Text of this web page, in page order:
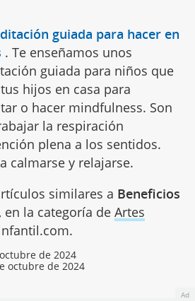
guiada para hacer en
. Te enseñamos unos
guiada para niños que
hijos en casa para
o hacer mindfulness. Son
la respiración
plena a los sentidos.
calmarse y relajarse.
similares a Beneficios
, en la categoría de Artes
de 2024
octubre de 2024
Ad